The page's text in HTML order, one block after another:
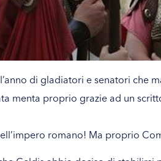
di gladiatori e senatori che
menta proprio grazie ad un
romano! Ma proprio